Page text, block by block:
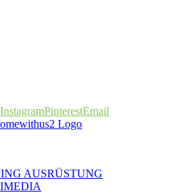
InstagramPinterestEmail
AUSRÜSTUNG